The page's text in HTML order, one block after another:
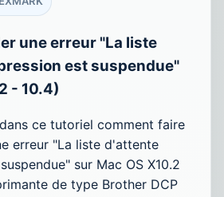
une erreur "La liste
est suspendue"
- 10.4)
ce tutoriel comment faire
erreur "La liste d'attente
sur Mac OS X10.2
de type Brother DCP